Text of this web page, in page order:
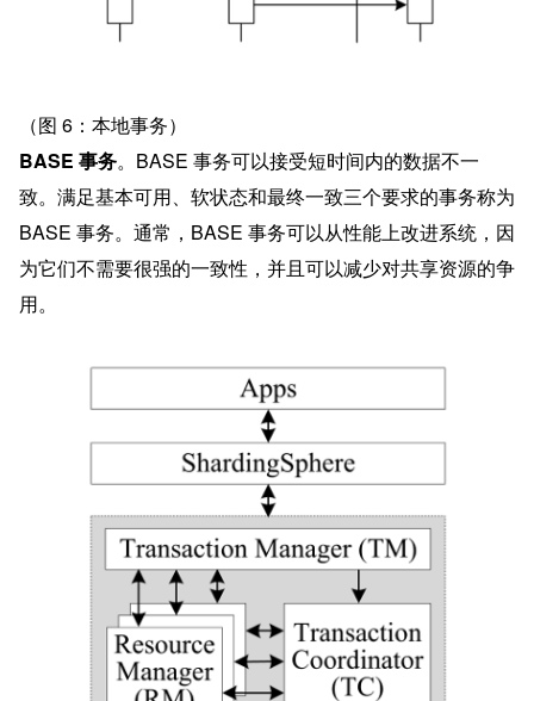
（图 6：本地事务）
BASE 事务。BASE 事务可以接受短时间内的数据不一
致。满足基本可用、软状态和最终一致三个要求的事务称为
BASE 事务。通常，BASE 事务可以从性能上改进系统，因
为它们不需要很强的一致性，并且可以减少对共享资源的争
用。